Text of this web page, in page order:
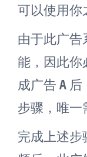
可以使用你
由于此广告
能，因此你
成广告 A
步骤，唯一
完成上述步